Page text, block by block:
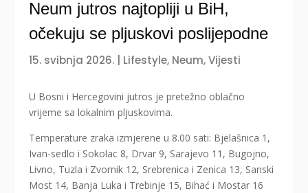
Neum jutros najtopliji u BiH,
očekuju se pljuskovi poslijepodne
15. svibnja 2026. Lifestyle, Neum,Vijesti
U Bosni i Hercegovini jutros je pretežno oblačno
vrijeme sa lokalnim pljuskovima.
Temperature zraka izmjerene u 8.00 sati: Bjelašnica 1,
Ivan-sedlo i Sokolac 8, Drvar 9, Sarajevo 11, Bugojno,
Livno, Tuzla i Zvornik 12, Srebrenica i Zenica 13, Sanski
Most 14, Banja Luka i Trebinje 15, Bihać i Mostar 16